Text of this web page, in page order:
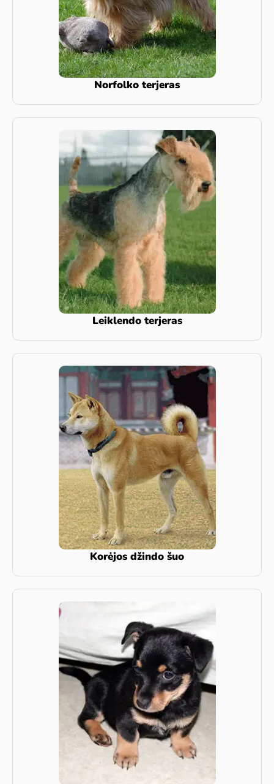
Norfolko terjeras
Leiklendo terjeras
Korėjos džindo šuo